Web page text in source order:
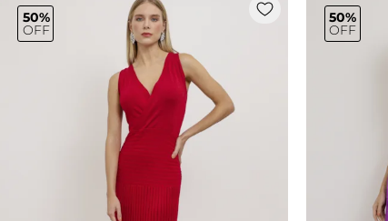
50%
OFF
50%
OFF